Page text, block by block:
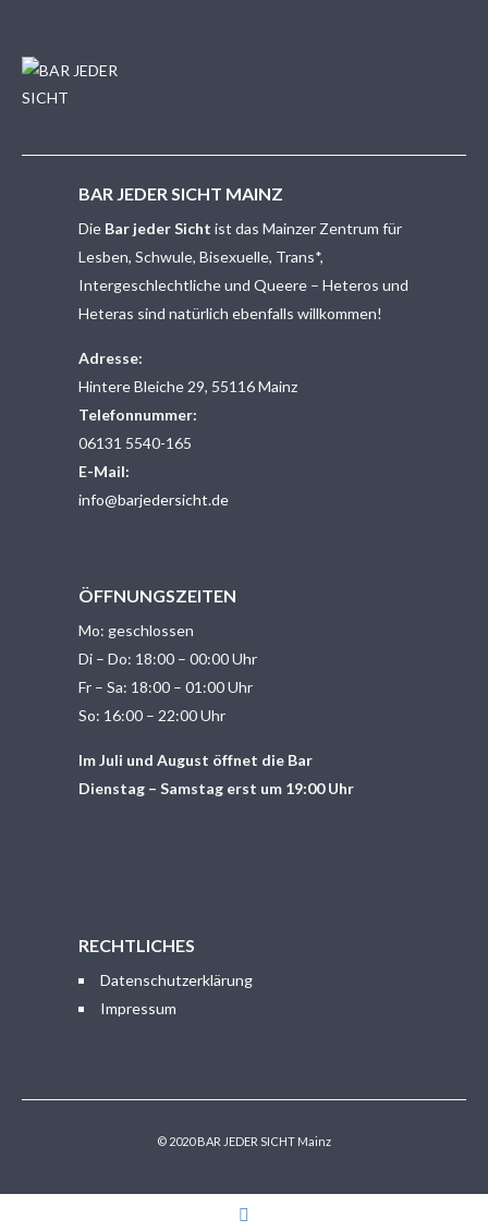
BAR JEDER SICHT MAINZ
Die Bar jeder Sicht ist das Mainzer Zentrum für
Lesben, Schwule, Bisexuelle, Trans*,
Intergeschlechtliche und Queere – Heteros und
Heteras sind natürlich ebenfalls willkommen!
Adresse:
Hintere Bleiche 29, 55116 Mainz
Telefonnummer:
06131 5540-165
E-Mail:
info@barjedersicht.de
ÖFFNUNGSZEITEN
Mo: geschlossen
Di – Do: 18:00 – 00:00 Uhr
Fr – Sa: 18:00 – 01:00 Uhr
So: 16:00 – 22:00 Uhr
Im Juli und August öffnet die Bar
Dienstag – Samstag erst um 19:00 Uhr
RECHTLICHES
Datenschutzerklärung
Impressum
© 2020 BAR JEDER SICHT Mainz